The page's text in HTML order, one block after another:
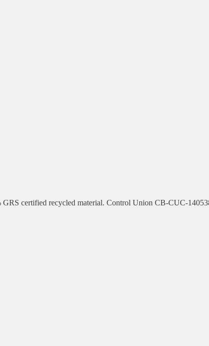
certified recycled material. Control Union CB-CUC-